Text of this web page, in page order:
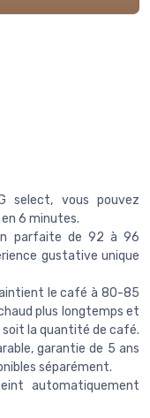
select, vous pouvez
6 minutes.
parfaite de 92 à 96
gustative unique
le café à 80-85
plus longtemps et
soit la quantité de café.
garantie de 5 ans
séparément.
automatiquement